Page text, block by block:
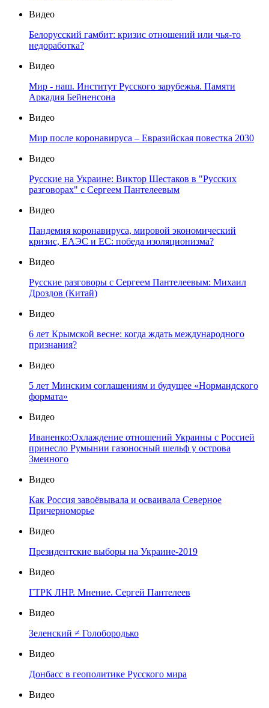
Видео
Белорусский гамбит: кризис отношений или чья-то
недоработка?
Видео
Мир - наш. Институт Русского зарубежья. Памяти
Аркадия Бейненсона
Видео
Мир после коронавируса – Евразийская повестка 2030
Видео
Русские на Украине: Виктор Шестаков в "Русских
разговорах" с Сергеем Пантелеевым
Видео
Пандемия коронавируса, мировой экономический
кризис, ЕАЭС и ЕС: победа изоляционизма?
Видео
Русские разговоры с Сергеем Пантелеевым: Михаил
Дроздов (Китай)
Видео
6 лет Крымской весне: когда ждать международного
признания?
Видео
5 лет Минским соглашениям и будущее «Нормандского
формата»
Видео
Иваненко:Охлаждение отношений Украины с Россией
принесло Румынии газоносный шельф у острова
Змеиного
Видео
Как Россия завоёвывала и осваивала Северное
Причерноморье
Видео
Президентские выборы на Украине-2019
Видео
ГТРК ЛНР. Мнение. Сергей Пантелеев
Видео
Зеленский ≠ Голобородько
Видео
Донбасс в геополитике Русского мира
Видео